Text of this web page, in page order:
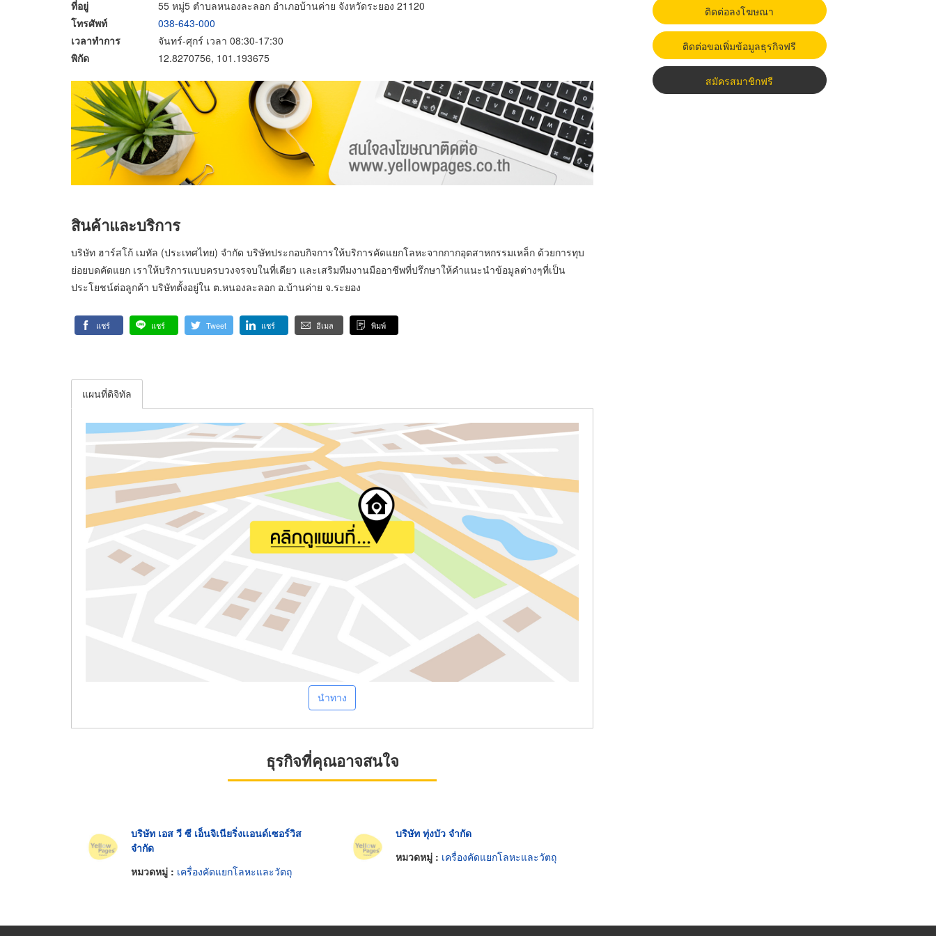
ที่อยู่
55 หมู่5 ตำบลหนองละลอก อำเภอบ้านค่าย จังหวัดระยอง 21120
โทรศัพท์
038-643-000
เวลาทำการ
จันทร์-ศุกร์ เวลา 08:30-17:30
พิกัด
12.8270756, 101.193675
สินค้าและบริการ
บริษัท ฮาร์สโก้ เมทัล (ประเทศไทย) จำกัด บริษัทประกอบกิจการให้บริการคัดแยกโลหะจากกากอุตสาหกรรมเหล็ก ด้วยการทุบ
ย่อยบดคัดแยก เราให้บริการแบบครบวงจรจบในที่เดียว และเสริมทีมงานมืออาชีพที่ปรึกษาให้คำแนะนำข้อมูลต่างๆที่เป็น
ประโยชน์ต่อลูกค้า บริษัทตั้งอยู่ใน ต.หนองละลอก อ.บ้านค่าย จ.ระยอง
แชร์ แชร์ Tweet แชร์ อีเมล พิมพ์
แผนที่ดิจิทัล
นำทาง
ธุรกิจที่คุณอาจสนใจ
บริษัท เอส วี ซี เอ็นจิเนียริ่งเเอนด์เซอร์วิส
จำกัด
หมวดหมู่ : เครื่องคัดแยกโลหะและวัตถุ
บริษัท ทุ่งบัว จำกัด
หมวดหมู่ : เครื่องคัดแยกโลหะและวัตถุ
ติดต่อลงโฆษณา
ติดต่อขอเพิ่มข้อมูลธุรกิจฟรี
สมัครสมาชิกฟรี